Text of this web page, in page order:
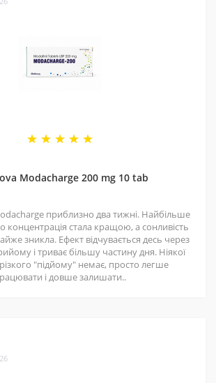
завдяки прямим контактам із
Часто бувають знижки — слідкуйте
клієнтам. Нам приємно, що нас
Modacharge 200 mg 10 tab
приблизно два тижні. Найбільше
концентрація стала кращою, а сонливість
зникла. Ефект відчувається десь через
і триває більшу частину дня. Ніякої
"підйому" немає, просто легше
і довше залишати..